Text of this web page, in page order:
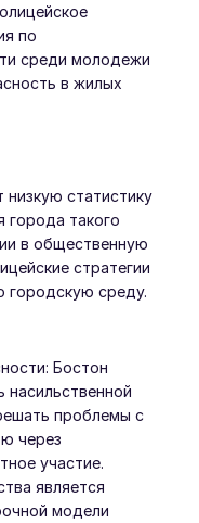
по
среди молодежи
в жилых
статистику
города такого
в общественную
стратегии
городскую среду.
Бостон
насильственной
проблемы с
через
участие.
является
модели